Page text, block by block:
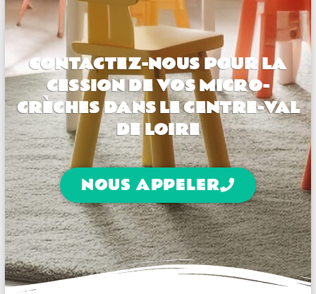
CONTACTEZ-NOUS POUR LA
CESSION DE VOS MICRO-
CRÈCHES DANS LE CENTRE-VAL
DE LOIRE
NOUS APPELER